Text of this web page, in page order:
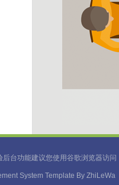
后台功能建议您使用谷歌浏览器访问
System Template By ZhiLeWa